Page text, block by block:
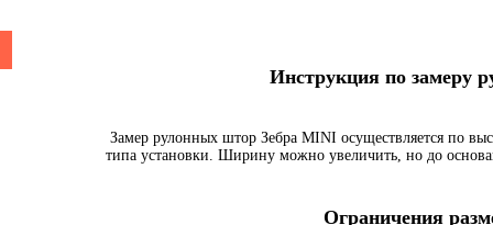
Инструкция по
Замер рулонных штор Зебра MINI осуществляется по
типа установки. Ширину можно увеличить, но до
Ограничения